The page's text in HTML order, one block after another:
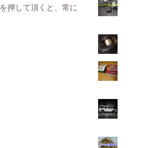
を押して頂くと、常に